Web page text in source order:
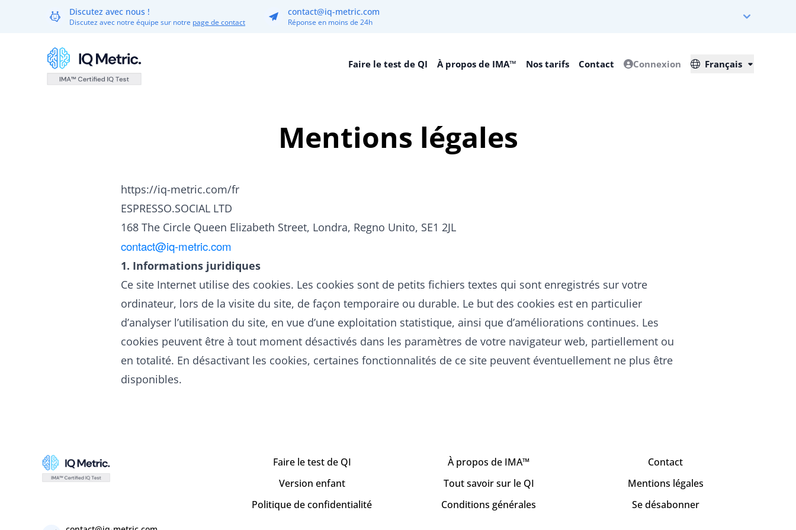
Discutez avec nous !
Discutez avec notre équipe sur notre page de contact
contact@iq-metric.com
Réponse en moins de 24h
Faire le test de QI À propos de IMA™ Nos tarifs Contact Connexion Français
Mentions légales
https://iq-metric.com/fr
ESPRESSO.SOCIAL LTD
168 The Circle Queen Elizabeth Street, Londra, Regno Unito, SE1 2JL
contact@iq-metric.com
1. Informations juridiques
Ce site Internet utilise des cookies. Les cookies sont de petits fichiers textes qui sont enregistrés sur votre
ordinateur, lors de la visite du site, de façon temporaire ou durable. Le but des cookies est en particulier
d’analyser l’utilisation du site, en vue d’une exploitation statistique, ainsi que d’améliorations continues. Les
cookies peuvent être à tout moment désactivés dans les paramètres de votre navigateur web, partiellement ou
en totalité. En désactivant les cookies, certaines fonctionnalités de ce site peuvent éventuellement ne plus être
disponibles.
Faire le test de QI
Version enfant
Politique de confidentialité
À propos de IMA™
Tout savoir sur le QI
Conditions générales
Contact
Mentions légales
Se désabonner